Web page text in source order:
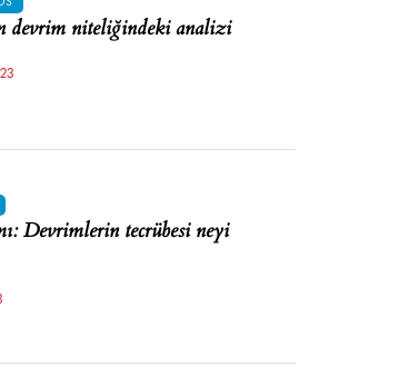
niteliğindeki analizi
Devrimlerin tecrübesi neyi